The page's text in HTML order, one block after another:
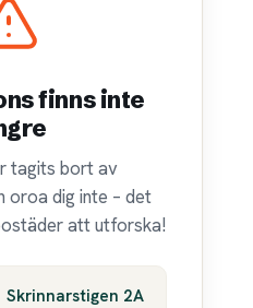
finns inte
tagits bort av
oroa dig inte – det
att utforska!
Skrinnarstigen 2A